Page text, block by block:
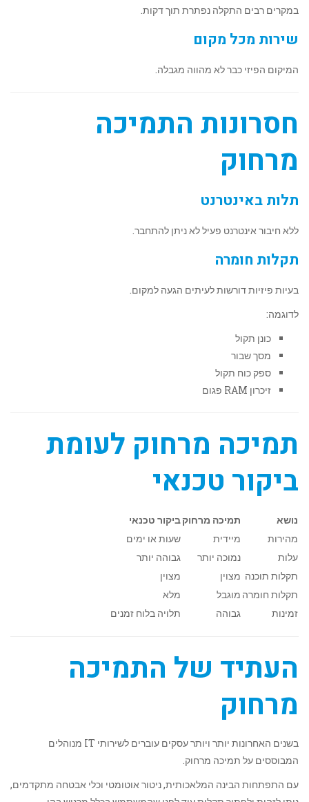
במקרים רבים התקלה נפתרת תוך דקות.
שירות מכל מקום
המיקום הפיזי כבר לא מהווה מגבלה.
חסרונות התמיכה
מרחוק
תלות באינטרנט
ללא חיבור אינטרנט פעיל לא ניתן להתחבר.
תקלות חומרה
בעיות פיזיות דורשות לעיתים הגעה למקום.
לדוגמה:
כונן תקול
מסך שבור
ספק כוח תקול
זיכרון RAM פגום
תמיכה מרחוק לעומת
ביקור טכנאי
נושא תמיכה מרחוקביקור טכנאי
מהירות
מיידית
שעות או ימים
עלות
נמוכה יותר
גבוהה יותר
תקלות תוכנה מצוין
מצוין
תקלות חומרה מוגבל
מלא
זמינות
גבוהה תלויה בלוח זמנים
העתיד של התמיכה
מרחוק
בשנים האחרונות יותר ויותר עסקים עוברים לשירותי IT מנוהלים
המבוססים על תמיכה מרחוק.
עם התפתחות הבינה המלאכותית, ניטור אוטומטי וכלי אבטחה מתקדמים,